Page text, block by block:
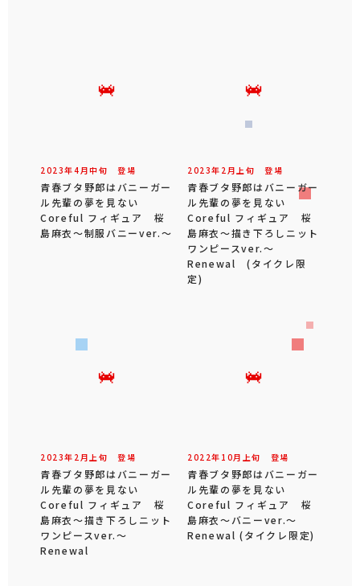
2023年4 月中旬 登場
青春ブタ野郎はバニーガー
ル先輩の夢を見ない
Coreful フィギュア 桜
島麻衣～制服バニーver.～
2023年 2 月 上旬 登場
青春ブタ野郎はバニーガー
ル先輩の夢を見ない
Coreful フィギュア 桜
島麻衣～描き下ろしニット
ワンピースver.～
Renewal (タイクレ限
定)
2023年 2 月 上旬 登場
青春ブタ野郎はバニーガー
ル先輩の夢を見ない
Coreful フィギュア 桜
島麻衣～描き下ろしニット
ワンピースver.～
Renewal
2022年 10月 上旬 登場
青春ブタ野郎はバニーガー
ル先輩の夢を見ない
Coreful フィギュア 桜
島麻衣～バニーver.～
Renewal (タイクレ限定)